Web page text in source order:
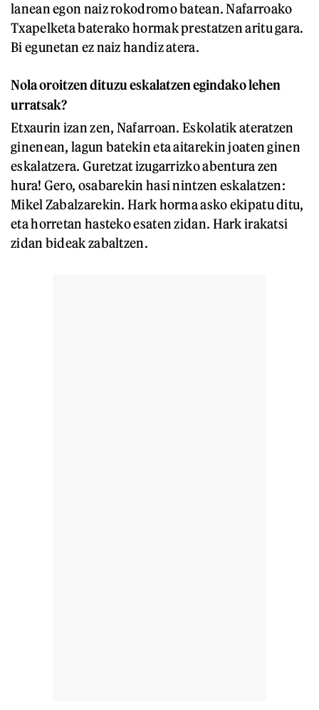
lanean egon naiz rokodromo batean. Nafarroako
Txapelketa baterako hormak prestatzen aritu gara.
Bi egunetan ez naiz handiz atera.
Nola oroitzen dituzu eskalatzen egindako lehen
urratsak?
Etxaurin izan zen, Nafarroan. Eskolatik ateratzen
ginenean, lagun batekin eta aitarekin joaten ginen
eskalatzera. Guretzat izugarrizko abentura zen
hura! Gero, osabarekin hasi nintzen eskalatzen:
Mikel Zabalzarekin. Hark horma asko ekipatu ditu,
eta horretan hasteko esaten zidan. Hark irakatsi
zidan bideak zabaltzen.